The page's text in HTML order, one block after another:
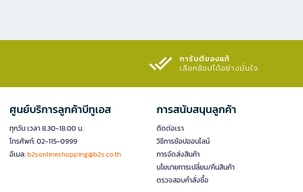
การันตีของแท้
เลือกช้อปได้อย่างมั่นใจ​
ศูนย์บริการลูกค้าบีทูเอส
ทุกวัน เวลา 8.30-18.00 น.
โทรศัพท์: 02-115-0999
อีเมล:b2sonlineshopping@b2s.co.th
การสนับสนุนลูกค้า
ติดต่อเรา
วิธีการช้อปออนไลน์
การจัดส่งสินค้า
นโยบายการเปลี่ยน/คืนสินค้า
ตรวจสอบคำสั่งซื้อ